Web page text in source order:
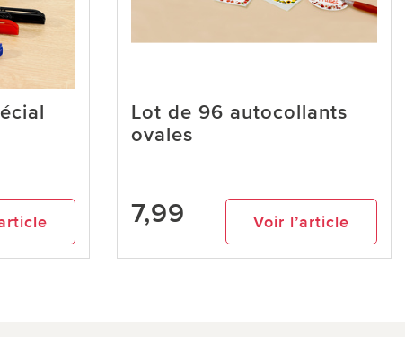
Lot de 96 autocollants
ovales
7,99 Voir l’article